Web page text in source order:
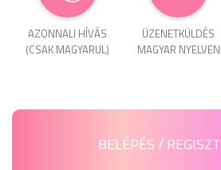
AZONNALI HÍVÁS
(CSAK MAGYARUL)
ÜZENET­KÜLDÉS
MAGYAR NYELVEN
BELÉPÉS /